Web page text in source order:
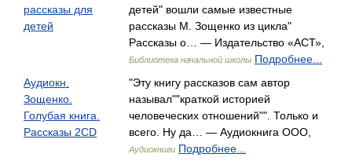
рассказы для
детей
детей" вошли самые известные
рассказы М. Зощенко из цикла"
Рассказы о… — Издательство «АСТ»,
Библиотека начальной школы Подробнее...
Аудиокн.
Зощенко.
Голубая книга.
Рассказы 2CD
"Эту книгу рассказов сам автор
называл""краткой историей
человеческих отношений"". Только и
всего. Ну да… — Аудиокнига ООО,
Аудиокниги Подробнее...